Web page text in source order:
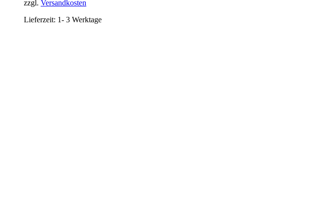
zzgl. Versandkosten
Lieferzeit: 1- 3 Werktage